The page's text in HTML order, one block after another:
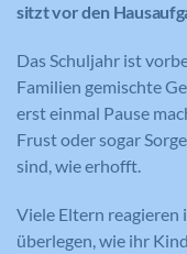
sitzt vor den
Das Schuljahr ist
Familien gemischte
erst einmal Pause
Frust oder sogar
sind, wie erhofft.
Viele Eltern reagieren
überlegen, wie ihr